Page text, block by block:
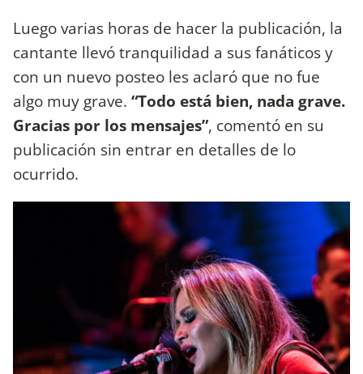
Luego varias horas de hacer la publicación, la
cantante llevó tranquilidad a sus fanáticos y
con un nuevo posteo les aclaró que no fue
algo muy grave. “Todo está bien, nada grave.
Gracias por los mensajes”, comentó en su
publicación sin entrar en detalles de lo
ocurrido.